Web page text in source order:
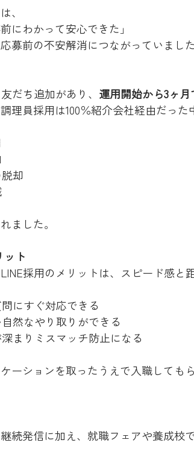
、
にわかって安心できた」
募前の不安解消につながっていました
だち追加があり、 運用開始から3ヶ月
理員採用は100％紹介会社経由だっ
却
ました。
ト
採用のメリットは、スピード感と
にすぐ対応できる
然なやり取りができる
まりミスマッチ防止になる
ーションを取ったうえで入職して
続発信に加え、就職フェアや養成校